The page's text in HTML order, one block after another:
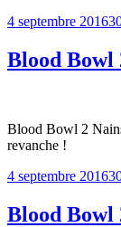
Publié
4 septembre 2016
Blood Bowl
Blood Bowl 2
revanche !
Publié
4 septembre 2016
Blood Bowl